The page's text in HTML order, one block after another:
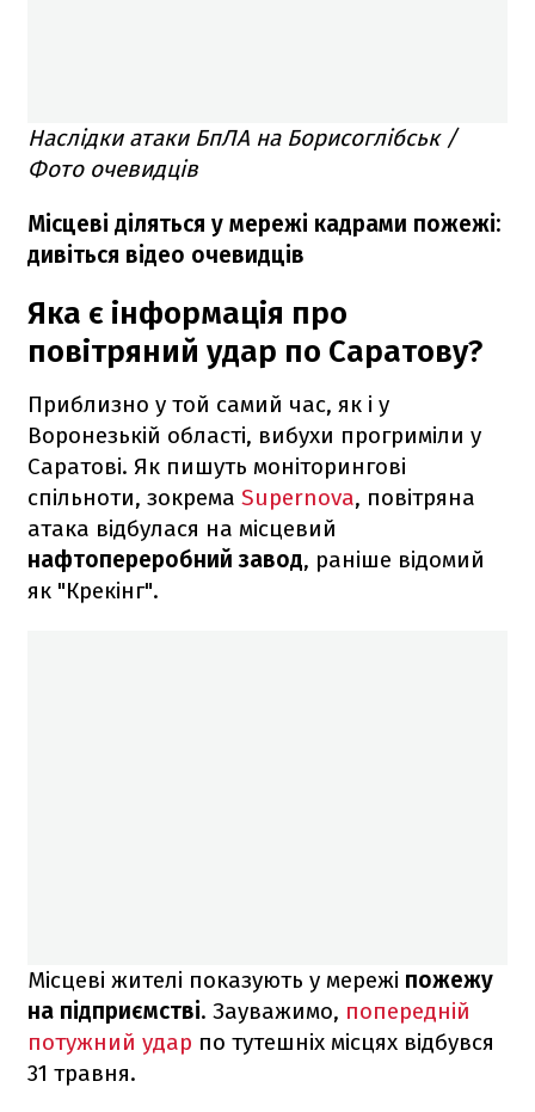
Наслідки атаки БпЛА на Борисоглібськ /
Фото очевидців
Місцеві діляться у мережі кадрами пожежі:
дивіться відео очевидців
Яка є інформація про
повітряний удар по Саратову?
Приблизно у той самий час, як і у
Воронезькій області, вибухи прогриміли у
Саратові. Як пишуть моніторингові
спільноти, зокрема Supernova, повітряна
атака відбулася на місцевий
нафтопереробний завод, раніше відомий
як "Крекінг".
Місцеві жителі показують у мережі пожежу
на підприємстві. Зауважимо, попередній
потужний удар по тутешніх місцях відбувся
31 травня.